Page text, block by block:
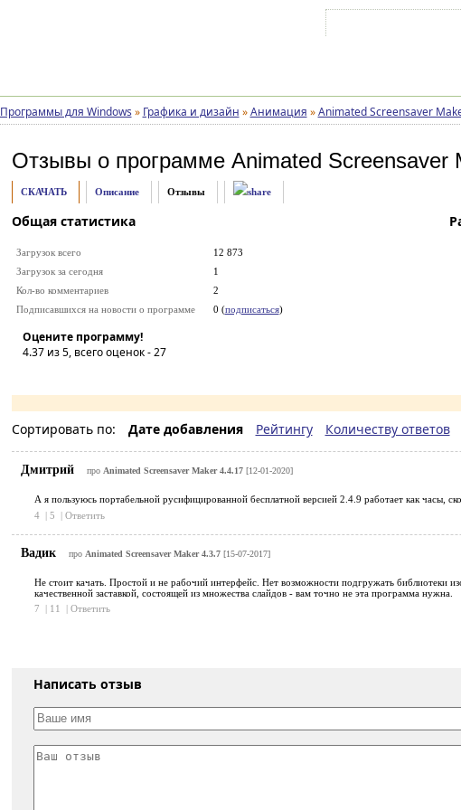
Программы для Windows » Графика и дизайн » Анимация » Animated Screensaver
Отзывы о программе Animated Screensaver
СКАЧАТЬ Описание Отзывы
Общая статистика
Загрузок всего
12 873
Загрузок за сегодня
1
Кол-во комментариев
2
Подписавшихся на новости о программе
0 (подписаться)
Оцените программу!
4.37из 5, всего оценок -27
Сортировать по: Дате добавления Рейтингу Количеству ответов
Дмитрий про Animated Screensaver Maker 4.4.17[12-01-2020]
А я пользуюсь портабельной русифицированной бесплатной версией 2.4.9 работает как часы,
4 | 5 | Ответить
Вадик про Animated Screensaver Maker 4.3.7[15-07-2017]
Не стоит качать. Простой и не рабочий интерфейс. Нет возможности подгружать библиотеки
качественной заставкой, состоящей из множества слайдов - вам точно не эта программа нужна.
7
| 11 | Ответить
Написать отзыв